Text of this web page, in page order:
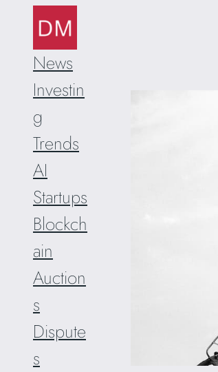
contentNews
Investin
g
Trends
AI
Startups
Blockch
ain
Auction
s
Dispute
s